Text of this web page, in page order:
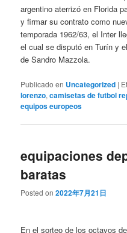
argentino aterrizó en Florida
y firmar su contrato como
temporada 1962/63, el Inter
el cual se disputó en Turín y
de Sandro Mazzola.
Publicado en Uncategorized |
lorenzo,camisetas de futbol
equipos europeos
equipaciones
baratas
Posted on2022年7月21日
En el sorteo de los octavos